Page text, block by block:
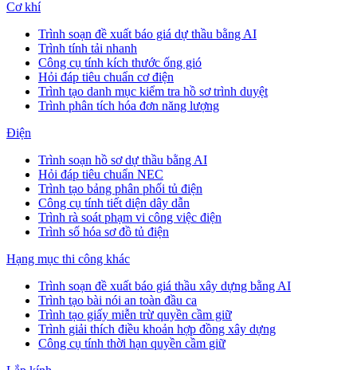
Cơ khí
Trình soạn đề xuất báo giá dự thầu bằng AI
Trình tính tải nhanh
Công cụ tính kích thước ống gió
Hỏi đáp tiêu chuẩn cơ điện
Trình tạo danh mục kiểm tra hồ sơ trình duyệt
Trình phân tích hóa đơn năng lượng
Điện
Trình soạn hồ sơ dự thầu bằng AI
Hỏi đáp tiêu chuẩn NEC
Trình tạo bảng phân phối tủ điện
Công cụ tính tiết diện dây dẫn
Trình rà soát phạm vi công việc điện
Trình số hóa sơ đồ tủ điện
Hạng mục thi công khác
Trình soạn đề xuất báo giá thầu xây dựng bằng AI
Trình tạo bài nói an toàn đầu ca
Trình tạo giấy miễn trừ quyền cầm giữ
Trình giải thích điều khoản hợp đồng xây dựng
Công cụ tính thời hạn quyền cầm giữ